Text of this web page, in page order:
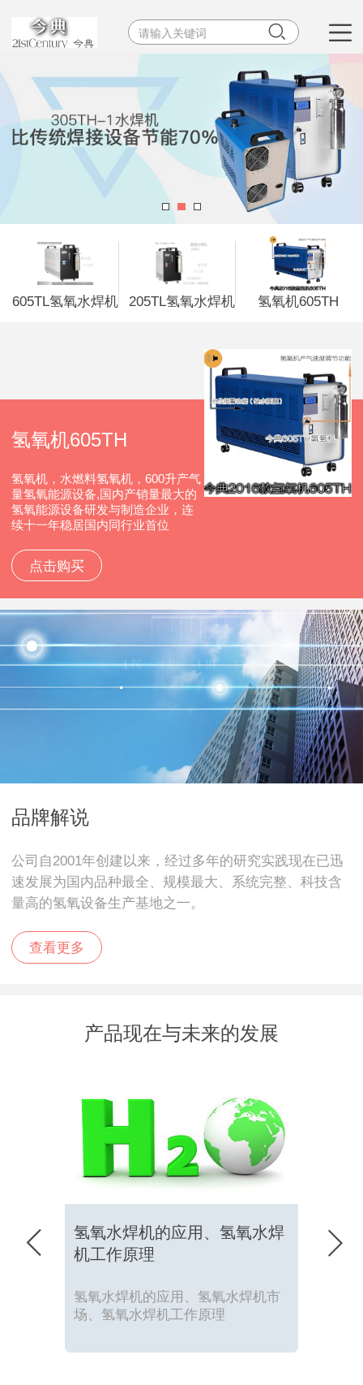
 
605TL氢氧水焊机 205TL氢氧水焊机 氢氧机605TH
氢氧机605TH
氢氧机，水燃料氢氧机，600升产气
量氢氧能源设备,国内产销量最大的
氢氧能源设备研发与制造企业，连
续十一年稳居国内同行业首位
点击购买
品牌解说
公司自2001年创建以来，经过多年的研究实践现在已迅
速发展为国内品种最全、规模最大、系统完整、科技含
量高的氢氧设备生产基地之一。
查看更多
产品现在与未来的发展
氢氧水焊机的应用、氢氧水焊
机工作原理
氢氧水焊机的应用、氢氧水焊机市
场、氢氧水焊机工作原理
 